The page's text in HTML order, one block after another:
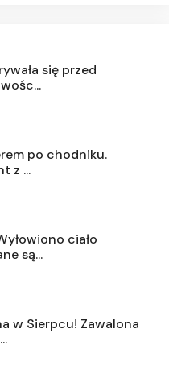
się przed
po chodniku.
z ...
ciało
są...
w Sierpcu! Zawalona